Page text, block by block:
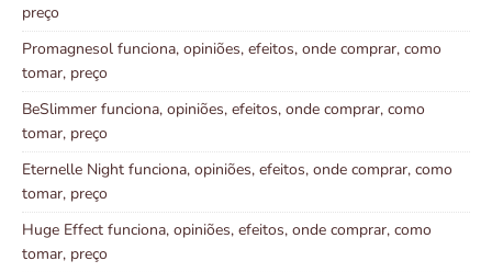
preço
Promagnesol funciona, opiniões, efeitos, onde comprar, como
tomar, preço
BeSlimmer funciona, opiniões, efeitos, onde comprar, como
tomar, preço
Eternelle Night funciona, opiniões, efeitos, onde comprar, como
tomar, preço
Huge Effect funciona, opiniões, efeitos, onde comprar, como
tomar, preço